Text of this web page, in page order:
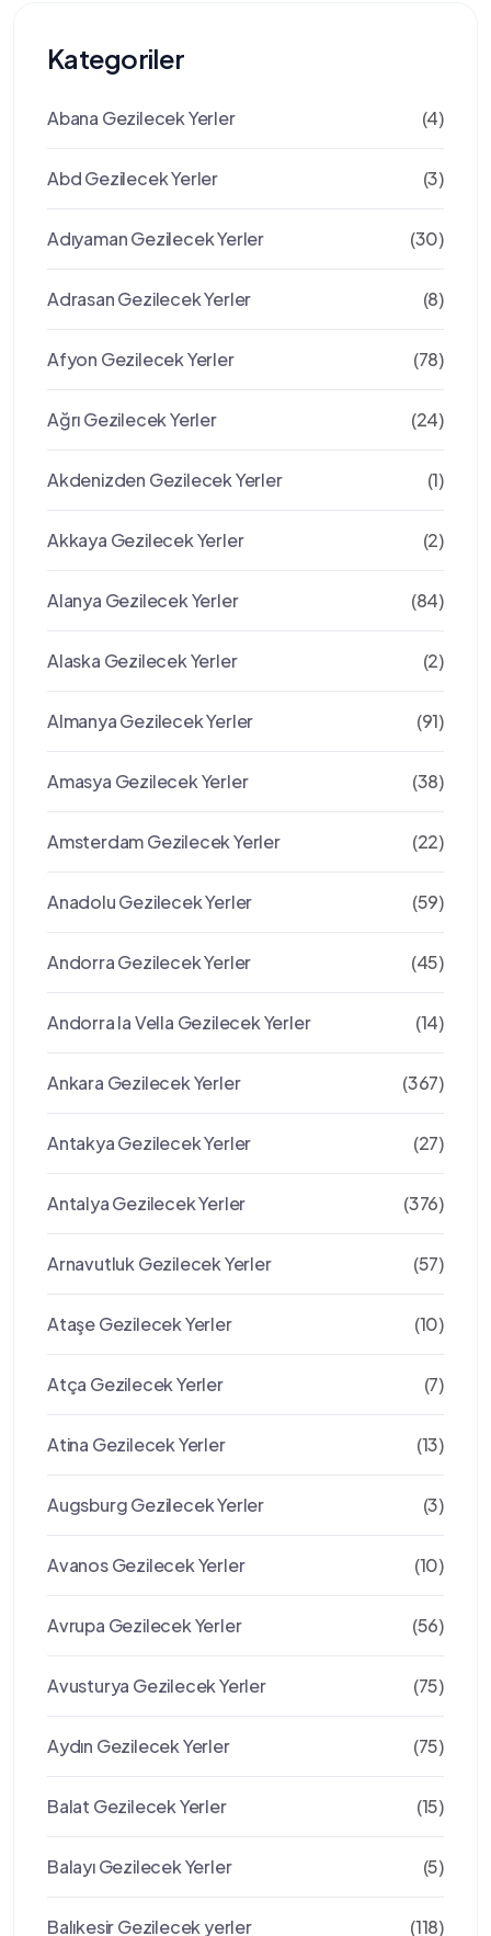
Kategoriler
Abana Gezilecek Yerler (4)
Abd Gezilecek Yerler (3)
Adıyaman Gezilecek Yerler (30)
Adrasan Gezilecek Yerler (8)
Afyon Gezilecek Yerler (78)
Ağrı Gezilecek Yerler (24)
Akdenizden Gezilecek Yerler (1)
Akkaya Gezilecek Yerler (2)
Alanya Gezilecek Yerler (84)
Alaska Gezilecek Yerler (2)
Almanya Gezilecek Yerler (91)
Amasya Gezilecek Yerler (38)
Amsterdam Gezilecek Yerler (22)
Anadolu Gezilecek Yerler (59)
Andorra Gezilecek Yerler (45)
Andorra la Vella Gezilecek Yerler (14)
Ankara Gezilecek Yerler (367)
Antakya Gezilecek Yerler (27)
Antalya Gezilecek Yerler (376)
Arnavutluk Gezilecek Yerler (57)
Ataşe Gezilecek Yerler (10)
Atça Gezilecek Yerler (7)
Atina Gezilecek Yerler (13)
Augsburg Gezilecek Yerler (3)
Avanos Gezilecek Yerler (10)
Avrupa Gezilecek Yerler (56)
Avusturya Gezilecek Yerler (75)
Aydın Gezilecek Yerler (75)
Balat Gezilecek Yerler (15)
Balayı Gezilecek Yerler (5)
Balıkesir Gezilecek yerler (118)